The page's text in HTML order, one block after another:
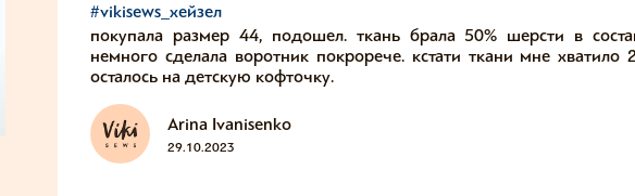
#vikisews_хейзел
покупала размер 44, подошел. ткань брала 50% шерсти в
немного сделала воротник покрорече. кстати ткани мне
осталось на детскую кофточку.
Arina Ivanisenko
29.10.2023